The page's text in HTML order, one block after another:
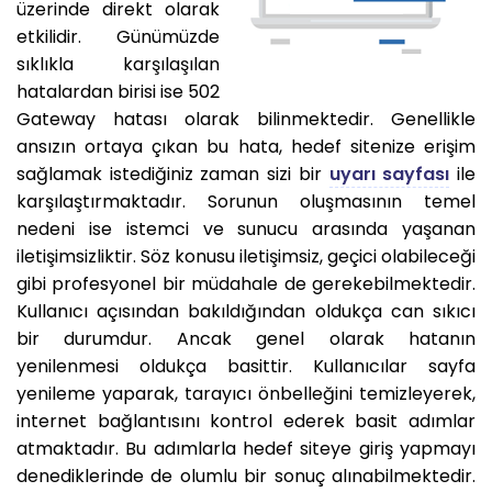
üzerinde direkt olarak
etkilidir. Günümüzde
sıklıkla karşılaşılan
hatalardan birisi ise 502
Gateway hatası olarak bilinmektedir. Genellikle
ansızın ortaya çıkan bu hata, hedef sitenize erişim
sağlamak istediğiniz zaman sizi bir uyarı sayfası ile
karşılaştırmaktadır. Sorunun oluşmasının temel
nedeni ise istemci ve sunucu arasında yaşanan
iletişimsizliktir. Söz konusu iletişimsiz, geçici olabileceği
gibi profesyonel bir müdahale de gerekebilmektedir.
Kullanıcı açısından bakıldığından oldukça can sıkıcı
bir durumdur. Ancak genel olarak hatanın
yenilenmesi oldukça basittir. Kullanıcılar sayfa
yenileme yaparak, tarayıcı önbelleğini temizleyerek,
internet bağlantısını kontrol ederek basit adımlar
atmaktadır. Bu adımlarla hedef siteye giriş yapmayı
denediklerinde de olumlu bir sonuç alınabilmektedir.